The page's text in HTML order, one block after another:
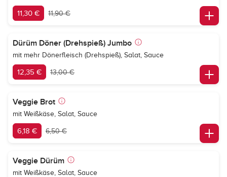
11,30 € 11,90 €
Dürüm Döner (Drehspieß) Jumbo
mit mehr Dönerfleisch (Drehspieß), Salat, Sauce
12,35 € 13,00 €
Veggie Brot
mit Weißkäse, Salat, Sauce
6,18 € 6,50 €
Veggie Dürüm
mit Weißkäse, Salat, Sauce